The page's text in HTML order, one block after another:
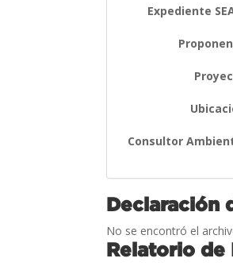
Expediente
Consultor
Declaración
No se encontró el
Relatorio de